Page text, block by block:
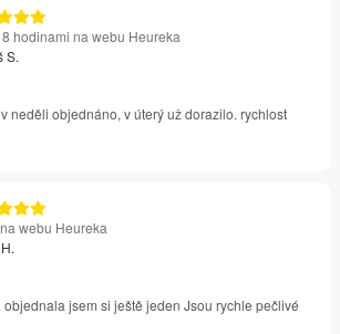
hodinami na webu Heureka
S.
neděli objednáno, v úterý už dorazilo. rychlost
webu Heureka
jsem si ještě jeden Jsou rychle pečlivé